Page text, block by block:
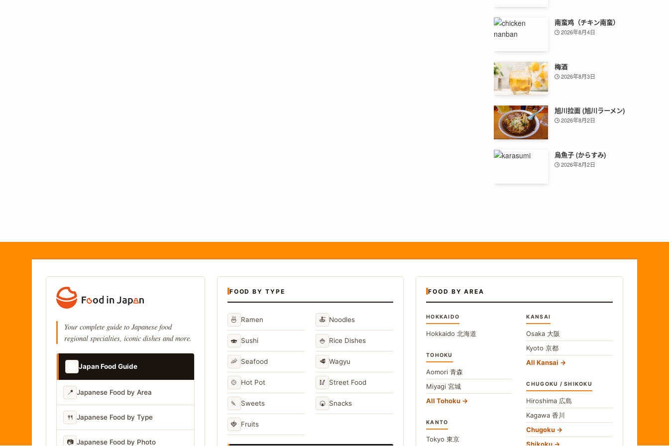
南蛮鸡（チキン南蛮）
2026年8月4日
梅酒
2026年8月3日
旭川拉面 (旭川ラーメン)
2026年8月2日
烏魚子 (からすみ)
2026年8月2日
Your complete guide to Japanese food
regional specialties, iconic dishes and more.
Japan Food Guide
📍 Japanese Food by Area
🍴 Japanese Food by Type
📷 Japanese Food by Photo
FOOD BY TYPE
🍜 Ramen 🍝 Noodles
🍣 Sushi 🍚 Rice Dishes
🦐 Seafood 🥩 Wagyu
🍲 Hot Pot 🥢 Street Food
🍡 Sweets 🍘 Snacks
🍓 Fruits
FOOD BY AREA
HOKKAIDO
Hokkaido 北海道
TOHOKU
Aomori 青森
Miyagi 宮城
All Tohoku
KANTO
Tokyo 東京
KANSAI
Osaka 大阪
Kyoto京都
All Kansai
CHUGOKU / SHIKOKU
Hiroshima 広島
Kagawa香川
Chugoku
Shikoku